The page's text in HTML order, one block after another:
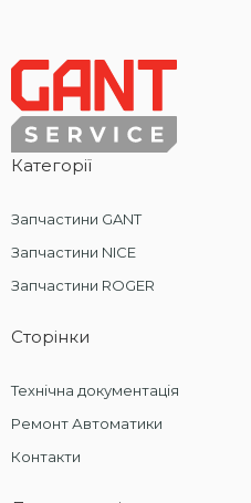
Категорії
Запчастини GANT
Запчастини NICE
Запчастини ROGER
Сторінки
Технічна документація
Ремонт Автоматики
Контакти